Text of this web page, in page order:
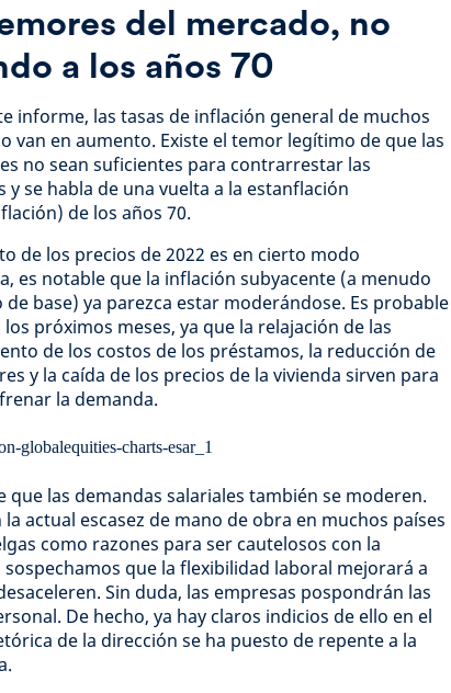
del mercado, no
a los años 70
informe, las tasas de inflación general de muchos
van en aumento. Existe el temor legítimo de que las
no sean suficientes para contrarrestar las
se habla de una vuelta a la estanflación
de los años 70.
de los precios de 2022 es en cierto modo
es notable que la inflación subyacente (a menudo
base) ya parezca estar moderándose. Es probable
próximos meses, ya que la relajación de las
de los costos de los préstamos, la reducción de
y la caída de los precios de la vivienda sirven para
la demanda.
que las demandas salariales también se moderen.
actual escasez de mano de obra en muchos países
como razones para ser cautelosos con la
que la flexibilidad laboral mejorará a
Sin duda, las empresas pospondrán las
De hecho, ya hay claros indicios de ello en el
de la dirección se ha puesto de repente a la